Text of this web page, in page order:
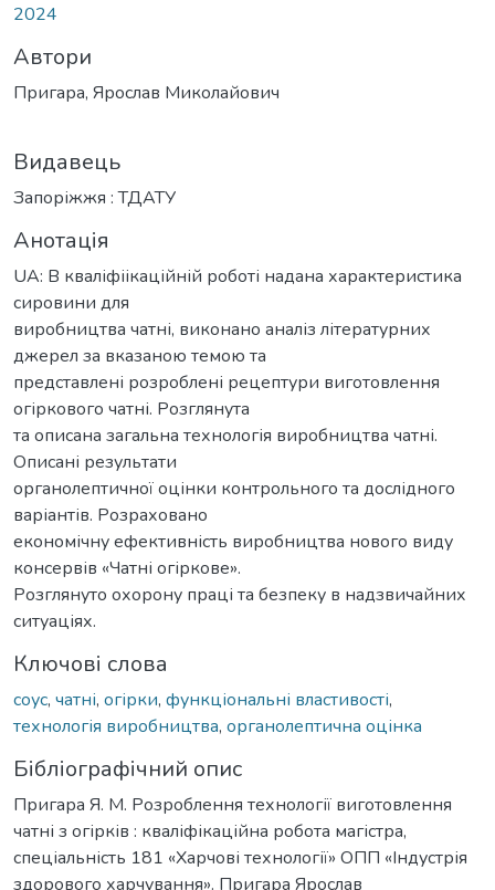
2024
Автори
Пригара, Ярослав Миколайович
Видавець
Запоріжжя : ТДАТУ
Анотація
UA: В кваліфіікаційній роботі надана характеристика
сировини для
виробництва чатні, виконано аналіз літературних
джерел за вказаною темою та
представлені розроблені рецептури виготовлення
огіркового чатні. Розглянута
та описана загальна технологія виробництва чатні.
Описані результати
органолептичної оцінки контрольного та дослідного
варіантів. Розраховано
економічну ефективність виробництва нового виду
консервів «Чатні огіркове».
Розглянуто охорону праці та безпеку в надзвичайних
ситуаціях.
Ключові слова
соус, чатні, огірки, функціональні властивості,
технологія виробництва, органолептична оцінка
Бібліографічний опис
Пригара Я. М. Розроблення технології виготовлення
чатні з огірків : кваліфікаційна робота магістра,
спеціальність 181 «Харчові технології» ОПП «Індустрія
здорового харчування». Пригара Ярослав